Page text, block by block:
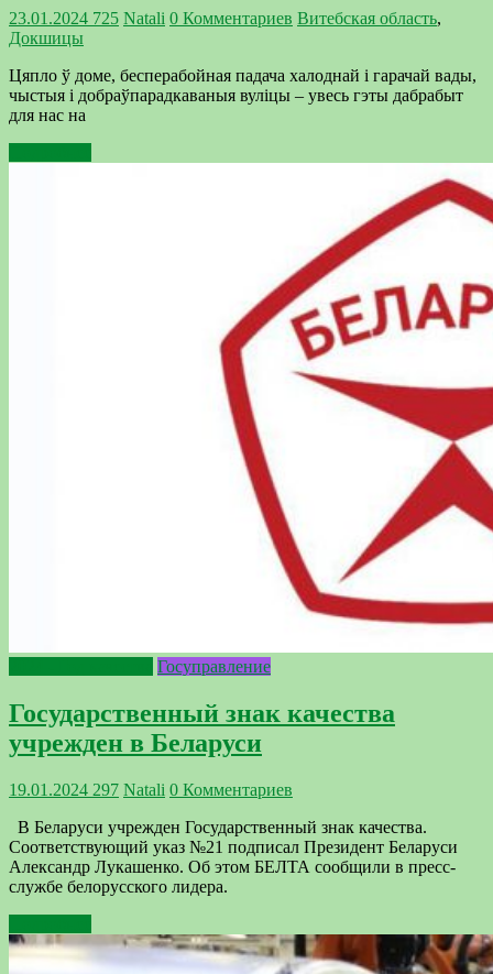
23.01.2024 725 Natali 0 Комментариев Витебская область,
Докшицы
Цяпло ў доме, бесперабойная падача халоднай і гарачай вады,
чыстыя і добраўпарадкаваныя вуліцы – увесь гэты дабрабыт
для нас на
Госуправление
Государственный знак качества
учрежден в Беларуси
19.01.2024 297 Natali 0 Комментариев
В Беларуси учрежден Государственный знак качества.
Соответствующий указ №21 подписал Президент Беларуси
Александр Лукашенко. Об этом БЕЛТА сообщили в пресс-
службе белорусского лидера.